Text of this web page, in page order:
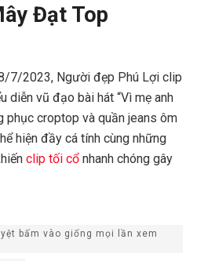
Đạt Top
7/2023, Người đẹp Phú Lợi clip
diễn vũ đạo bài hát “Vì mẹ anh
phục croptop và quần jeans ôm
hiện đầy cá tính cùng những
clip tối cổ nhanh chóng gây
bấm vào giống mọi lần xem